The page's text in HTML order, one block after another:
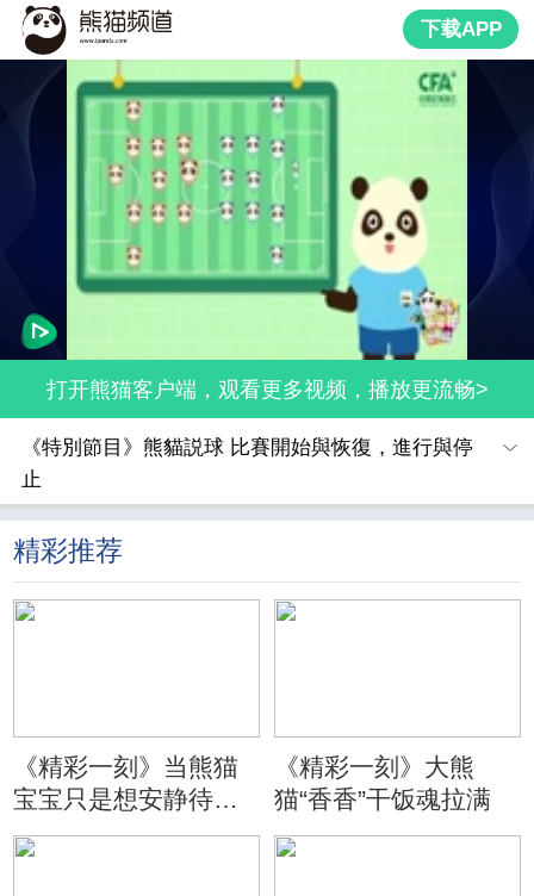
下载APP
打开熊猫客户端，观看更多视频，播放更流畅>
《特別節目》熊貓説球 比賽開始與恢復，進行與停
止
精彩推荐
《精彩一刻》当熊猫
宝宝只是想安静待会
儿
《精彩一刻》大熊
猫“香香”干饭魂拉满